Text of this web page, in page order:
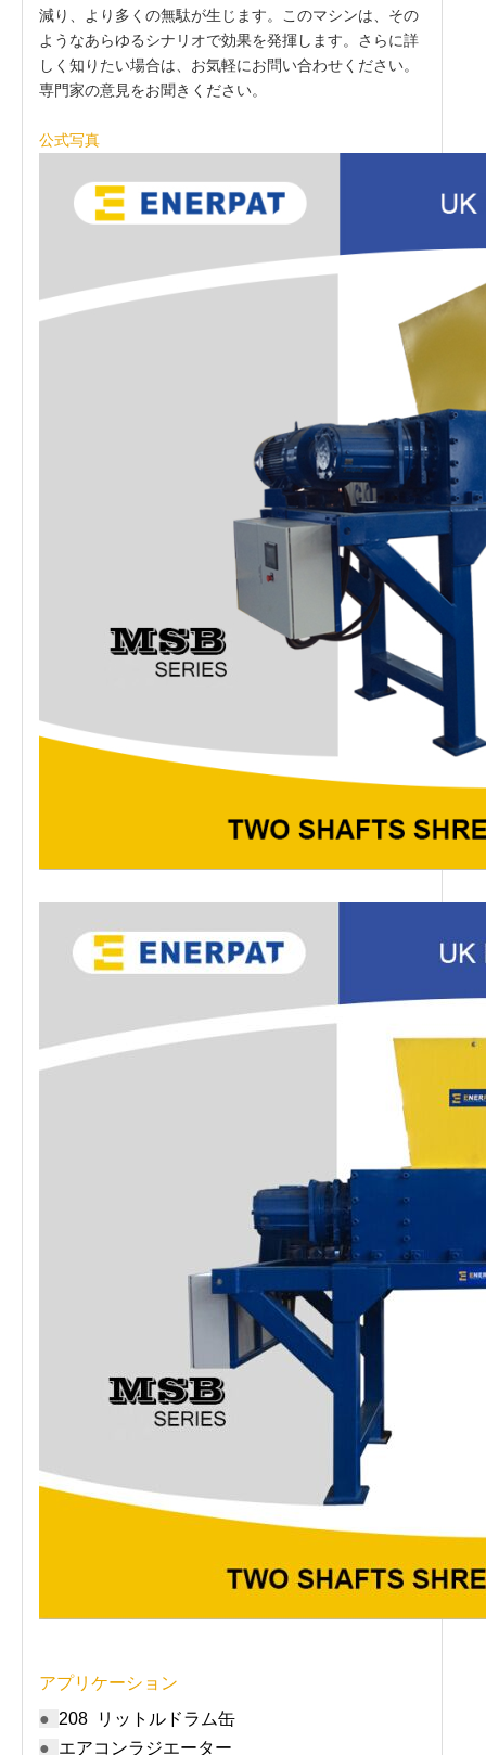
減り、より多くの無駄が生じます。このマシンは、その
ようなあらゆるシナリオで効果を発揮します。さらに詳
しく知りたい場合は、お気軽にお問い合わせください。
専門家の意見をお聞きください。
公式写真
アプリケーション
● 208 リットルドラム缶
● エアコンラジエーター